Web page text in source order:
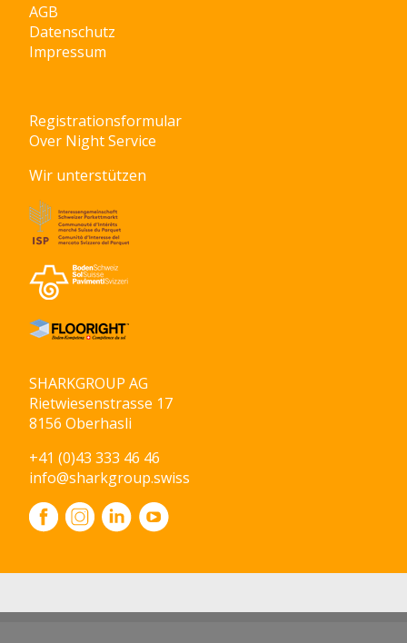
AGB
Datenschutz
Impressum
Registrationsformular
Over Night Service
Wir unterstützen
SHARKGROUP AG
Rietwiesenstrasse 17
8156 Oberhasli
+41 (0)43 333 46 46
info@sharkgroup.swiss